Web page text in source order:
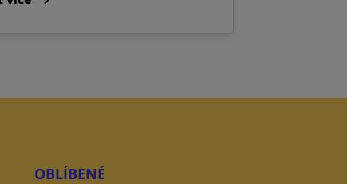
OBLÍBENÉ